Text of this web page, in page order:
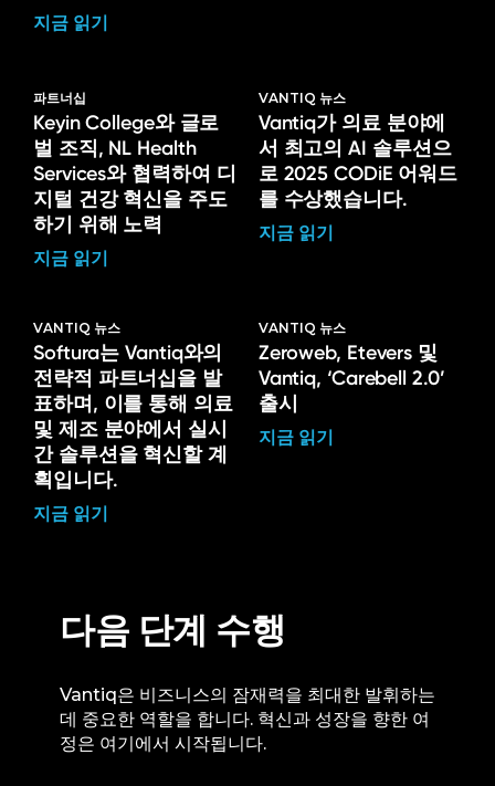
지금 읽기
파트너십
Keyin College와 글로
벌 조직, NL Health
Services와 협력하여 디
지털 건강 혁신을 주도
하기 위해 노력
지금 읽기
VANTIQ 뉴스
Vantiq가 의료 분야에
서 최고의 AI 솔루션으
로 2025 CODiE 어워드
를 수상했습니다.
지금 읽기
VANTIQ 뉴스
Softura는 Vantiq와의
전략적 파트너십을 발
표하며, 이를 통해 의료
및 제조 분야에서 실시
간 솔루션을 혁신할 계
획입니다.
지금 읽기
VANTIQ 뉴스
Zeroweb, Etevers 및
Vantiq, ‘Carebell 2.0’
출시
지금 읽기
다음 단계 수행
Vantiq은 비즈니스의 잠재력을 최대한 발휘하는
데 중요한 역할을 합니다. 혁신과 성장을 향한 여
정은 여기에서 시작됩니다.